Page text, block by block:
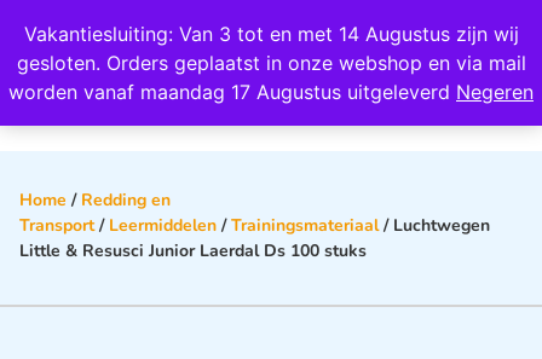
Vakantiesluiting: Van 3 tot en met 14 Augustus zijn wij
gesloten. Orders geplaatst in onze webshop en via mail
worden vanaf maandag 17 Augustus uitgeleverd Negeren
Wij scoren een 4,8 op Google
Home / Redding en
Transport/ Leermiddelen /Trainingsmateriaal/ Luchtwegen
Little & Resusci Junior Laerdal Ds 100 stuks